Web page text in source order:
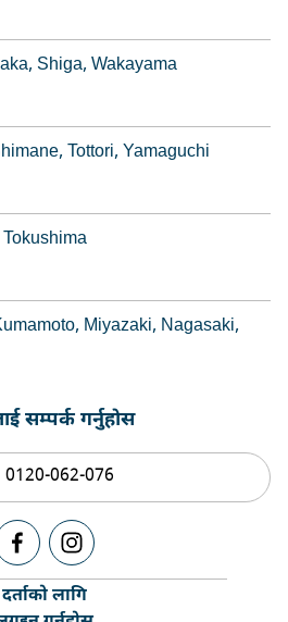
Shiga Wakayama
Tottori Yamaguchi
Tokushima
Miyazaki Nagasaki
सम्पर्क गर्नुहोस
0120-062-076
दर्ताको लागि